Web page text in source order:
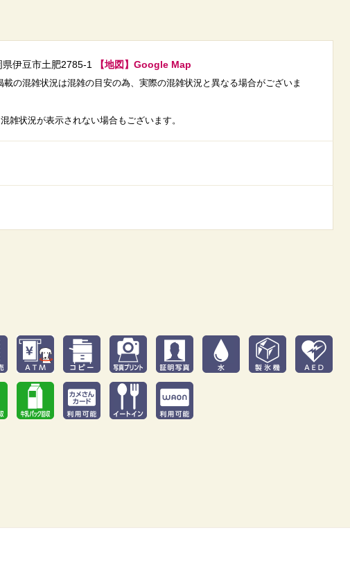
伊豆市土肥2785-1 【地図】Google Map
の混雑状況は混雑の目安の為、実際の混雑状況と異なる場合がございま
雑状況が表示されない場合もございます。